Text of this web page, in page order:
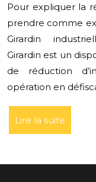
Pour expliquer la
prendre comme
Girardin
Girardin est un
de réduction
opération en
Lire la suite